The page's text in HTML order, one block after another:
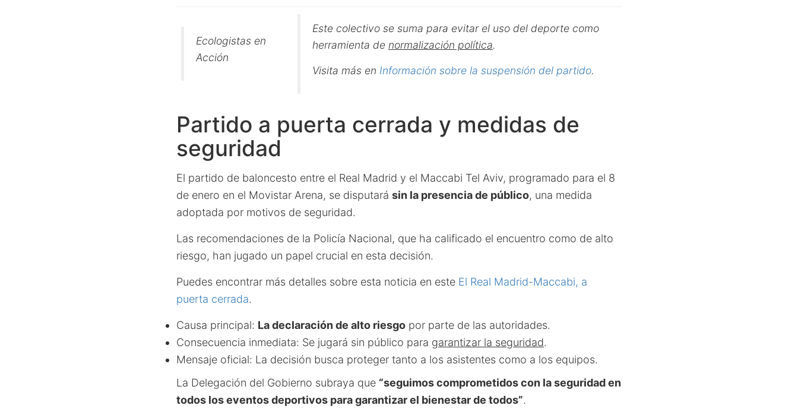
Ecologistas en
Acción
Este colectivo se suma para evitar el uso del deporte como
herramienta de normalización política.
Visita más en Información sobre la suspensión del partido.
Partido a puerta cerrada y medidas de
seguridad
El partido de baloncesto entre el Real Madrid y el Maccabi Tel Aviv, programado para el 8
de enero en el Movistar Arena, se disputará sin la presencia de público, una medida
adoptada por motivos de seguridad.
Las recomendaciones de la Policía Nacional, que ha calificado el encuentro como de alto
riesgo, han jugado un papel crucial en esta decisión.
Puedes encontrar más detalles sobre esta noticia en este El Real Madrid-Maccabi, a
puerta cerrada.
Causa principal: La declaración de alto riesgo por parte de las autoridades.
Consecuencia inmediata: Se jugará sin público para garantizar la seguridad.
Mensaje oficial: La decisión busca proteger tanto a los asistentes como a los equipos.
La Delegación del Gobierno subraya que “seguimos comprometidos con la seguridad en
todos los eventos deportivos para garantizar el bienestar de todos”.